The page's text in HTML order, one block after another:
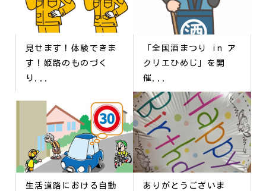
見せます！体験できま
す！姫路のものづく
り...
「全国酒まつり in ア
クリエひめじ」を開
催...
生活道路における自動
ありがとうございま